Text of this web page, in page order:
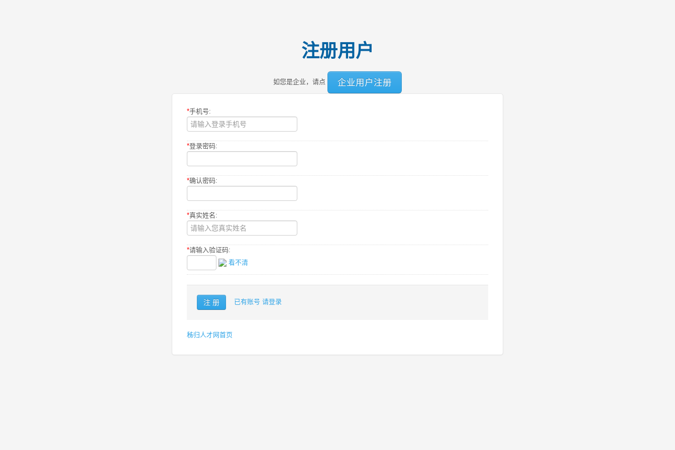
注册用户
如您是企业，请点 企业用户注册
*手机号:
*登录密码:
*确认密码:
*真实姓名:
*请输入验证码:
看不清
已有账号 请登录
秭归人才网首页